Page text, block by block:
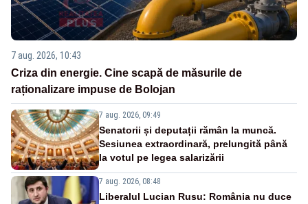
7 aug. 2026, 10:43
Criza din energie. Cine scapă de măsurile de
raționalizare impuse de Bolojan
7 aug. 2026, 09:49
Senatorii și deputații rămân la muncă.
Sesiunea extraordinară, prelungită până
la votul pe legea salarizării
7 aug. 2026, 08:48
Liberalul Lucian Rusu: România nu duce